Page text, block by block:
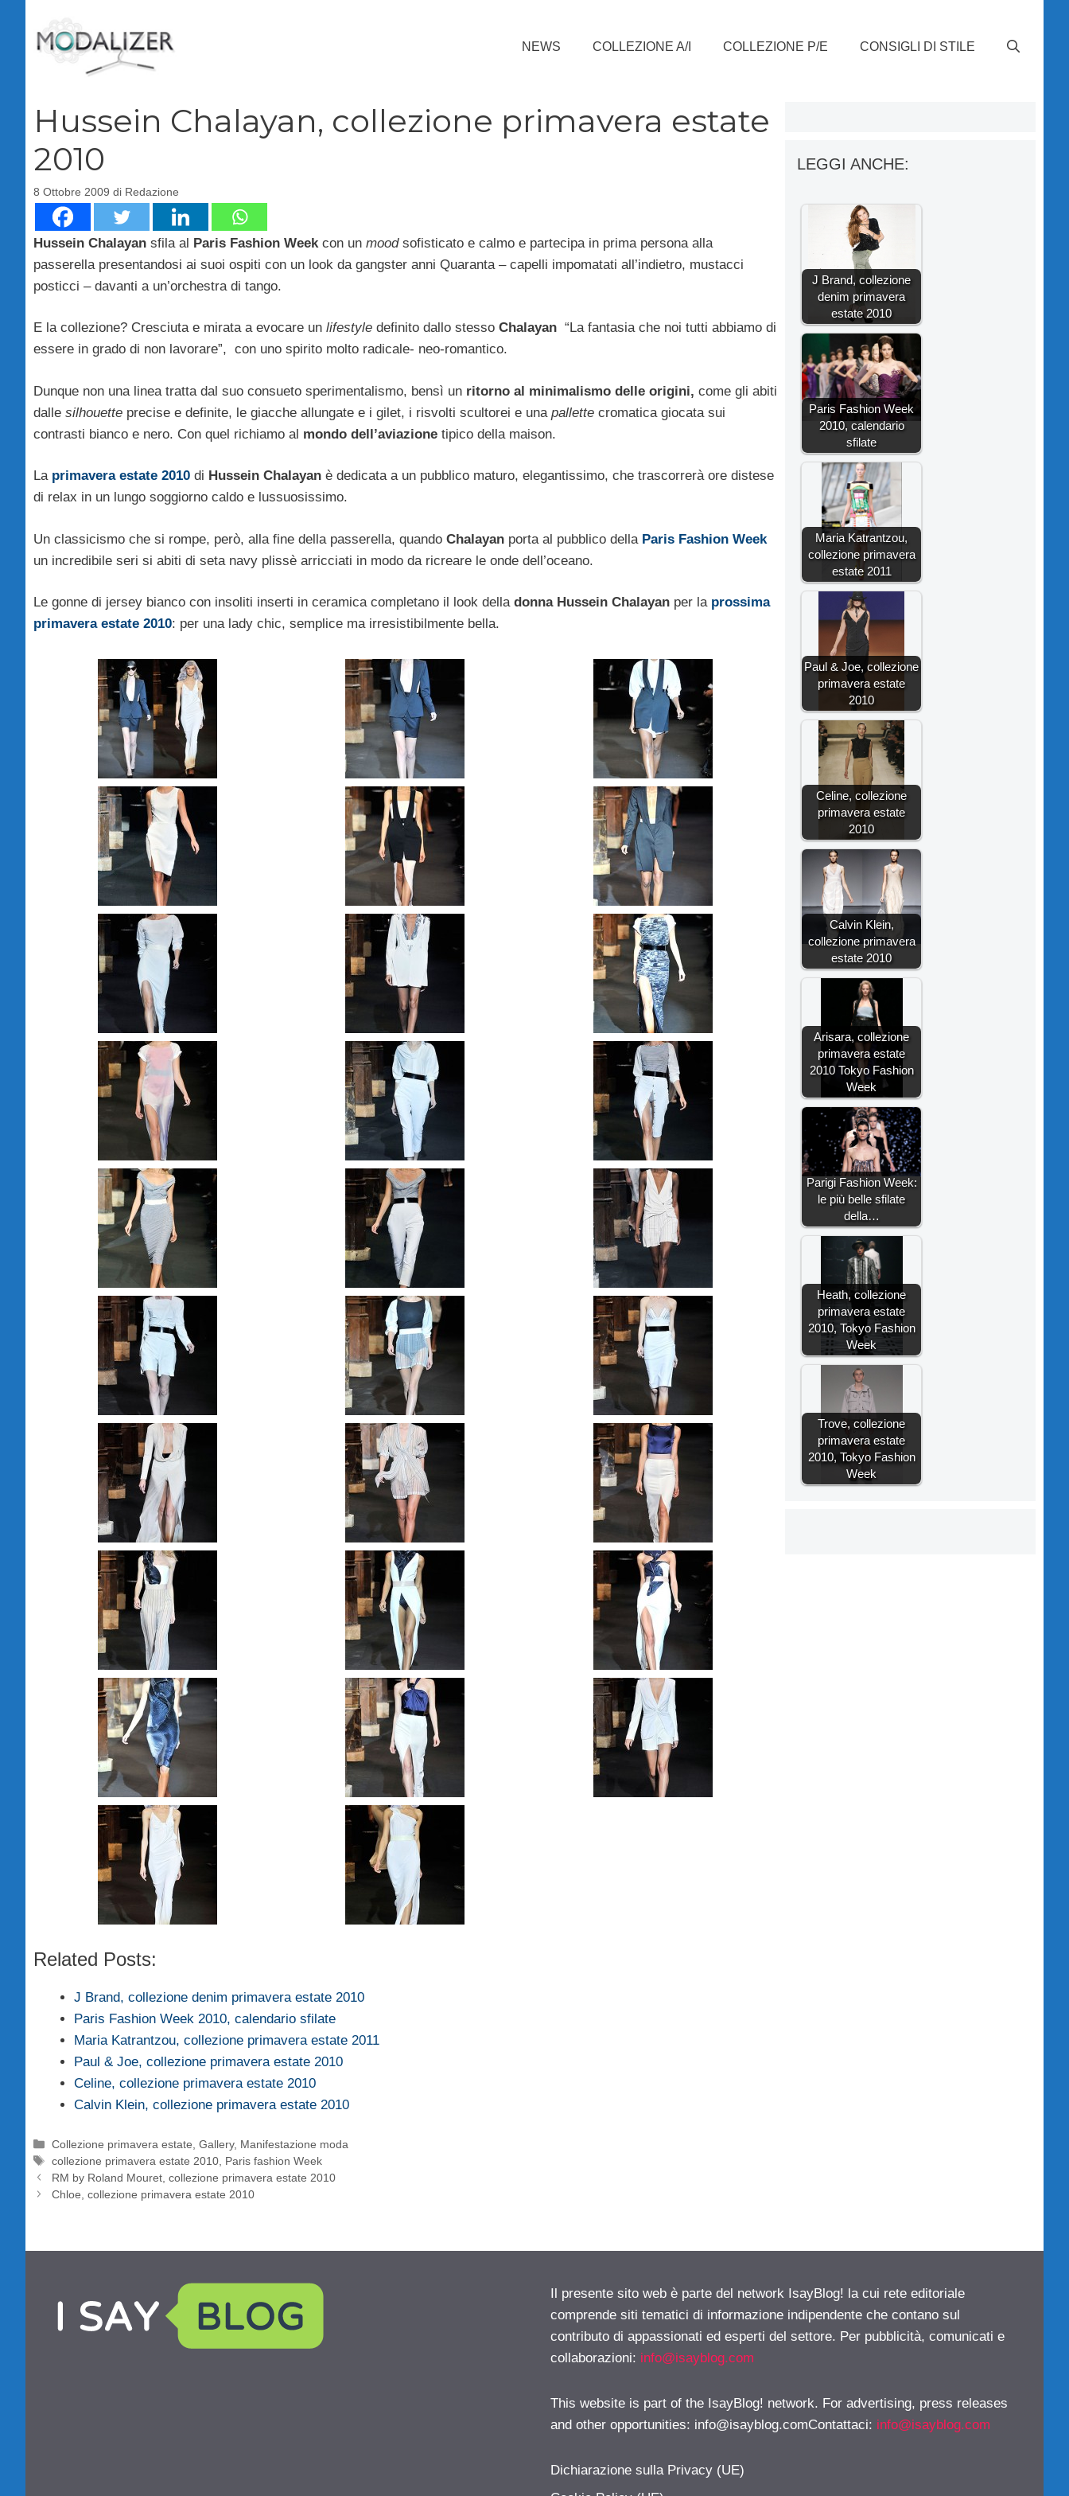
contenuto
NEWS COLLEZIONE A/I COLLEZIONE P/E CONSIGLI DI STILE
Hussein Chalayan, collezione primavera estate
2010
8 Ottobre 2009 di Redazione
Hussein Chalayan sfila al Paris Fashion Weekcon un moodsofisticato e calmo e partecipa in prima persona alla
passerella presentandosi ai suoi ospiti con un look da gangster anni Quaranta – capelli impomatati all’indietro, mustacci
posticci – davanti a un’orchestra di tango.
E la collezione? Cresciuta e mirata a evocare un lifestyle definito dallo stesso Chalayan “La fantasia che noi tutti abbiamo di
essere in grado di non lavorare”, con uno spirito molto radicale- neo-romantico.
Dunque non una linea tratta dal suo consueto sperimentalismo, bensì un ritorno al minimalismo delle origini, come gli abiti
dalle silhouette precise e definite, le giacche allungate e i gilet, i risvolti scultorei e una pallette cromatica giocata sui
contrasti bianco e nero. Con quel richiamo al mondo dell’aviazione tipico della maison.
La primavera estate 2010 di Hussein Chalayan è dedicata a un pubblico maturo, elegantissimo, che trascorrerà ore distese
di relax in un lungo soggiorno caldo e lussuosissimo.
Un classicismo che si rompe, però, alla fine della passerella, quando Chalayan porta al pubblico della Paris Fashion Week
un incredibile seri si abiti di seta navy plissè arricciati in modo da ricreare le onde dell’oceano.
Le gonne di jersey bianco con insoliti inserti in ceramica completano il look della donna Hussein Chalayan per la prossima
primavera estate 2010: per una lady chic, semplice ma irresistibilmente bella.
Related Posts:
J Brand, collezione denim primavera estate 2010
Paris Fashion Week 2010, calendario sfilate
Maria Katrantzou, collezione primavera estate 2011
Paul & Joe, collezione primavera estate 2010
Celine, collezione primavera estate 2010
Calvin Klein, collezione primavera estate 2010
Categorie
Collezione primavera estate ,Gallery, Manifestazione moda
Tag
collezione primavera estate 2010 Paris fashion Week
RM by Roland Mouret, collezione primavera estate 2010
Chloe, collezione primavera estate 2010
LEGGI ANCHE:
J Brand, collezione
denim primavera
estate 2010
Paris Fashion Week
2010, calendario
sfilate
Maria Katrantzou,
collezione primavera
estate 2011
Paul & Joe, collezione
primavera estate
2010
Celine, collezione
primavera estate
2010
Calvin Klein,
collezione primavera
estate 2010
Arisara, collezione
primavera estate
2010 Tokyo Fashion
Week
Parigi Fashion Week:
le più belle sfilate
della…
Heath, collezione
primavera estate
2010, Tokyo Fashion
Week
Trove, collezione
primavera estate
2010, Tokyo Fashion
Week
Il presente sito web è parte del network IsayBlog! la cui rete editoriale
comprende siti tematici di informazione indipendente che contano sul
contributo di appassionati ed esperti del settore. Per pubblicità, comunicati e
collaborazioni: info@isayblog.com
This website is part of the IsayBlog! network. For advertising, press releases
and other opportunities: info@isayblog.comContattaci: info@isayblog.com
Dichiarazione sulla Privacy (UE)